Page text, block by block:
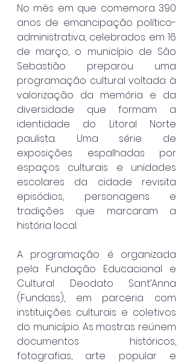
No mês em que comemora 390
anos de emancipação político-
administrativa, celebrados em 16
de março, o município de São
Sebastião preparou uma
programação cultural voltada à
valorização da memória e da
diversidade que formam a
identidade do Litoral Norte
paulista. Uma série de
exposições espalhadas por
espaços culturais e unidades
escolares da cidade revisita
episódios, personagens e
tradições que marcaram a
história local.
A programação é organizada
pela Fundação Educacional e
Cultural Deodato Sant’Anna
(Fundass), em parceria com
instituições culturais e coletivos
do município. As mostras reúnem
documentos históricos,
fotografias, arte popular e